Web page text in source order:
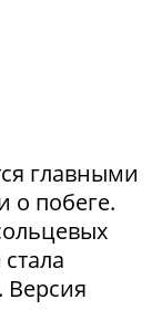
главными
о побеге.
Версия